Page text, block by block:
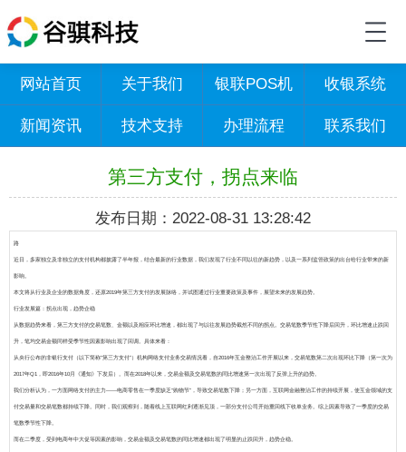
网站首页 关于我们 银联POS机 收银系统
新闻资讯 技术支持 办理流程 联系我们
第三方支付，拐点来临
发布日期：2022-08-31 13:28:42
路
近日，多家独立及非独立的支付机构都披露了半年报，结合最新的行业数据，我们发现了行业不同以往的新趋势，以及一系列监管政策的出台给行业带来的新
影响。
本文将从行业及企业的数据角度，还原2019年第三方支付的发展脉络，并试图通过行业重要政策及事件，展望未来的发展趋势。
行业发展篇：拐点出现，趋势企稳
从数据趋势来看，第三方支付的交易笔数、金额以及相应环比增速，都出现了与以往发展趋势截然不同的拐点。交易笔数季节性下降后回升，环比增速止跌回
升，笔均交易金额同样受季节性因素影响出现了回调。具体来看：
从央行公布的非银行支付（以下简称“第三方支付”）机构网络支付业务交易情况看，自2016年互金整治工作开展以来，交易笔数第二次出现环比下降（第一次为
2017年Q1，即2016年10月《通知》下发后）。而在2018年以来，交易金额及交易笔数的同比增速第一次出现了反弹上升的趋势。
我们分析认为，一方面网络支付的主力――电商零售在一季度缺乏“购物节”，导致交易笔数下降；另一方面，互联网金融整治工作的持续开展，使互金领域的支
付交易量和交易笔数都持续下降。同时，我们观察到，随着线上互联网红利逐渐见顶，一部分支付公司开始重回线下收单业务。综上因素导致了一季度的交易
笔数季节性下降。
而在二季度，受到电商年中大促等因素的影响，交易金额及交易笔数的同比增速都出现了明显的止跌回升，趋势企稳。